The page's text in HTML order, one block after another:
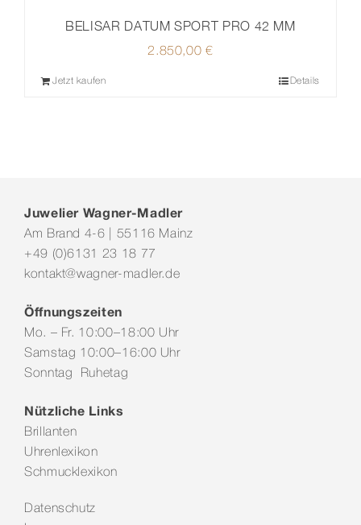
BELISAR DATUM SPORT PRO 42 MM
2.850,00€
Jetzt kaufen Details
Juwelier Wagner-Madler
Am Brand 4-6 | 55116 Mainz
+49 (0)6131 23 18 77
kontakt@wagner-madler.de
Öffnungszeiten
Mo. – Fr. 10:00–18:00 Uhr
Samstag 10:00–16:00 Uhr
Sonntag Ruhetag
Nützliche Links
Brillanten
Uhrenlexikon
Schmucklexikon
Datenschutz